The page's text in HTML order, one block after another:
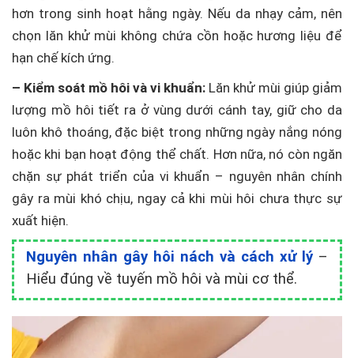
hơn trong sinh hoạt hằng ngày. Nếu da nhạy cảm, nên
chọn lăn khử mùi không chứa cồn hoặc hương liệu để
hạn chế kích ứng.
– Kiểm soát mồ hôi và vi khuẩn: Lăn khử mùi giúp giảm
lượng mồ hôi tiết ra ở vùng dưới cánh tay, giữ cho da
luôn khô thoáng, đặc biệt trong những ngày nắng nóng
hoặc khi bạn hoạt động thể chất. Hơn nữa, nó còn ngăn
chặn sự phát triển của vi khuẩn – nguyên nhân chính
gây ra mùi khó chịu, ngay cả khi mùi hôi chưa thực sự
xuất hiện.
Nguyên nhân gây hôi nách và cách xử lý–
Hiểu đúng về tuyến mồ hôi và mùi cơ thể.